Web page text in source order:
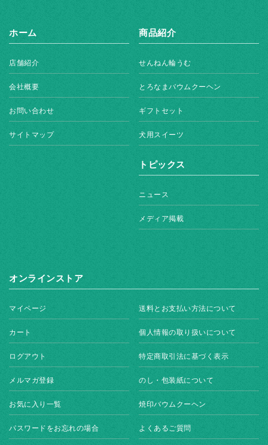
ホーム
店舗紹介
会社概要
お問い合わせ
サイトマップ
商品紹介
せんねん輪うむ
とろなまバウムクーヘン
ギフトセット
犬用スイーツ
トピックス
ニュース
メディア掲載
オンラインストア
マイページ
カート
ログアウト
メルマガ登録
お気に入り一覧
パスワードをお忘れの場合
送料とお支払い方法について
個人情報の取り扱いについて
特定商取引法に基づく表示
のし・包装紙について
焼印バウムクーヘン
よくあるご質問